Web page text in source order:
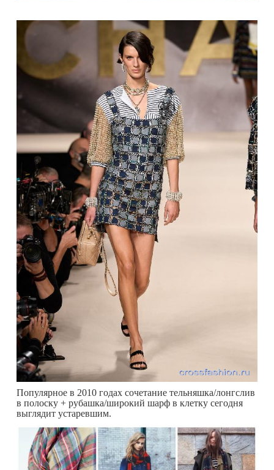
Популярное в 2010 годах сочетание тельняшка/лонгслив
в полоску + рубашка/широкий шарф в клетку сегодня
выглядит устаревшим.